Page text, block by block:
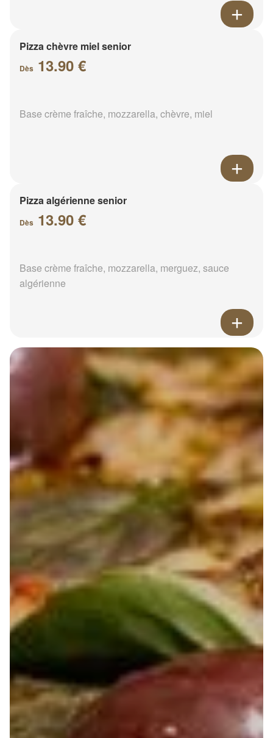
Pizza chèvre miel senior
Dès 13.90 €
Base crème fraîche, mozzarella, chèvre, miel
Pizza algérienne senior
Dès 13.90 €
Base crème fraîche, mozzarella, merguez, sauce
algérienne